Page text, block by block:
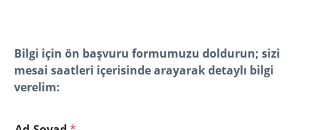
Bilgi için ön başvuru formumuzu doldurun; sizi
mesai saatleri içerisinde arayarak detaylı bilgi
verelim: